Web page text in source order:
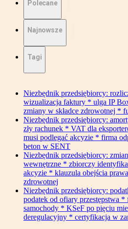
Polecane
Najnowsze
Tagi
Niezbędnik przedsiębiorcy:
wizualizacja faktury * ulga IP
zmiany w składce zdrowotnej *
Niezbędnik przedsiębiorcy:
zły rachunek * VAT dla
musi podlegać akcyzie * firma
beton w SENT
Niezbędnik przedsiębiorcy:
wewnętrzne * zbiorczy
akcyzie * klauzula obejścia
zdrowotnej
Niezbędnik przedsiębiorcy:
podatek od ofiary przestępstwa
samochody * KSeF po pięciu
deregulacyjny * certyfikacja w